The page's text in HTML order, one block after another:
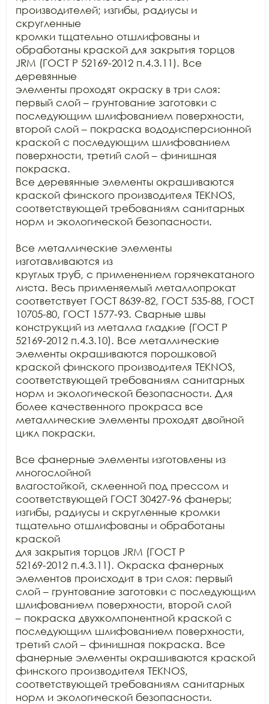
производителей; изгибы, радиусы и
скругленные
кромки тщательно отшлифованы и
обработаны краской для закрытия торцов
JRM (ГОСТ Р 52169-2012 п.4.3.11). Все
деревянные
элементы проходят окраску в три слоя:
первый слой – грунтование заготовки с
последующим шлифованием поверхности,
второй слой – покраска вододисперсионной
краской с последующим шлифованием
поверхности, третий слой – финишная
покраска.
Все деревянные элементы окрашиваются
краской финского производителя TEKNOS,
соответствующей требованиям санитарных
норм и экологической безопасности.
Все металлические элементы
изготавливаются из
круглых труб, с применением горячекатаного
листа. Весь применяемый металлопрокат
соответствует ГОСТ 8639-82, ГОСТ 535-88, ГОСТ
10705-80, ГОСТ 1577-93. Сварные швы
конструкций из металла гладкие (ГОСТ Р
52169-2012 п.4.3.10). Все металлические
элементы окрашиваются порошковой
краской финского производителя TEKNOS,
соответствующей требованиям санитарных
норм и экологической безопасности. Для
более качественного прокраса все
металлические элементы проходят двойной
цикл покраски.
Все фанерные элементы изготовлены из
многослойной
влагостойкой, склеенной под прессом и
соответствующей ГОСТ 30427-96 фанеры;
изгибы, радиусы и скругленные кромки
тщательно отшлифованы и обработаны
краской
для закрытия торцов JRM (ГОСТ Р
52169-2012 п.4.3.11). Окраска фанерных
элементов происходит в три слоя: первый
слой – грунтование заготовки с последующим
шлифованием поверхности, второй слой
– покраска двухкомпонентной краской с
последующим шлифованием поверхности,
третий слой – финишная покраска. Все
фанерные элементы окрашиваются краской
финского производителя TEKNOS,
соответствующей требованиям санитарных
норм и экологической безопасности.